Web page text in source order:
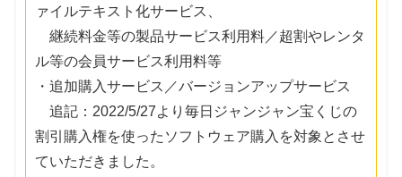
ァイルテキスト化サービス、
継続料金等の製品サービス利用料／超割やレンタ
ル等の会員サービス利用料等
・追加購入サービス／バージョンアップサービス
追記：2022/5/27より毎日ジャンジャン宝くじの
割引購入権を使ったソフトウェア購入を対象とさせ
ていただきました。